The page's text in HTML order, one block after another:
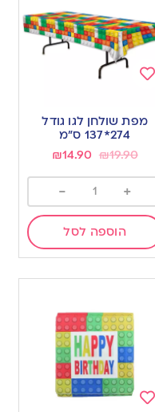
wishlist
מפת שולחן לגו גודל
274*137 ס”מ
₪19.90
₪14.90
+
-
הוספה לסל